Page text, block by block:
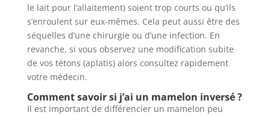
le lait pour l’allaitement) soient trop courts ou qu’ils
s’enroulent sur eux-mêmes. Cela peut aussi être des
séquelles d’une chirurgie ou d’une infection. En
revanche, si vous observez une modification subite
de vos tétons (aplatis) alors consultez rapidement
votre médecin.
Comment savoir si j’ai un mamelon inversé ?
Il est important de différencier un mamelon peu